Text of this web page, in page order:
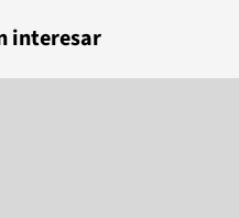
interesar